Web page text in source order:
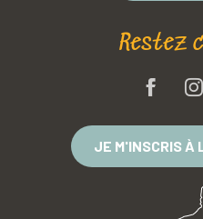
Restez
JE M'INSCRIS À